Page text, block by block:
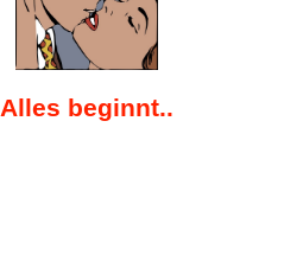
Alles beginnt..